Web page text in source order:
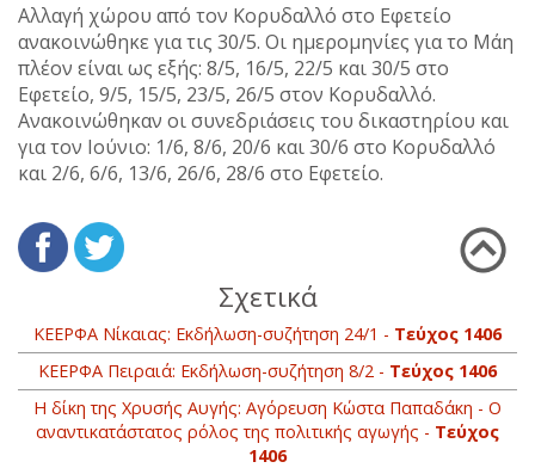
Αλλαγή χώρου από τον Κορυδαλλό στο Εφετείο
ανακοινώθηκε για τις 30/5. Οι ημερομηνίες για το Μάη
πλέον είναι ως εξής: 8/5, 16/5, 22/5 και 30/5 στο
Εφετείο, 9/5, 15/5, 23/5, 26/5 στον Κορυδαλλό.
Ανακοινώθηκαν οι συνεδριάσεις του δικαστηρίου και
για τον Ιούνιο: 1/6, 8/6, 20/6 και 30/6 στο Κορυδαλλό
και 2/6, 6/6, 13/6, 26/6, 28/6 στο Εφετείο.
Σχετικά
ΚΕΕΡΦΑ Νίκαιας: Εκδήλωση-συζήτηση 24/1 - Τεύχος 1406
ΚΕΕΡΦΑ Πειραιά: Εκδήλωση-συζήτηση 8/2 - Τεύχος 1406
Η δίκη της Χρυσής Αυγής: Αγόρευση Κώστα Παπαδάκη - Ο
αναντικατάστατος ρόλος της πολιτικής αγωγής - Τεύχος
1406